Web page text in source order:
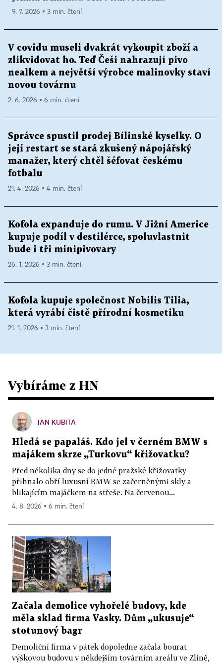
9. 7. 2026 ▪ 3 min. čtení
V covidu museli dvakrát vykoupit zboží a
zlikvidovat ho. Teď Češi nahrazují pivo
nealkem a největší výrobce malinovky staví
novou továrnu
2. 6. 2026 ▪ 6 min. čtení
Správce spustil prodej Bílinské kyselky. O
její restart se stará zkušený nápojářský
manažer, který chtěl šéfovat českému
fotbalu
21. 4. 2026 ▪ 4 min. čtení
Kofola expanduje do rumu. V Jižní Americe
kupuje podíl v destilérce, spoluvlastnit
bude i tři minipivovary
26. 1. 2026 ▪ 3 min. čtení
Kofola kupuje společnost Nobilis Tilia,
která vyrábí čistě přírodní kosmetiku
21. 1. 2026 ▪ 3 min. čtení
Vybíráme z HN
JAN KUBITA
Hledá se papaláš. Kdo jel v černém BMW s
majákem skrze „Turkovu“ křižovatku?
Před několika dny se do jedné pražské křižovatky
přihnalo obří luxusní BMW se začerněnými skly a
blikajícím majáčkem na střeše. Na červenou...
4. 8. 2026 ▪ 6 min. čtení
Začala demolice vyhořelé budovy, kde
měla sklad firma Vasky. Dům „ukusuje“
stotunový bagr
Demoliční firma v pátek dopoledne začala bourat
výškovou budovu v někdejším továrním areálu ve Zlíně,